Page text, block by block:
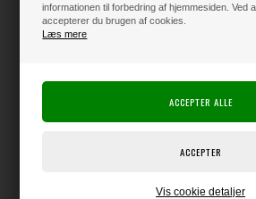
informationen til forbedring af hjemmesiden. Ved
accepterer du brugen af cookies.
Læs mere
Vis cookie detaljer